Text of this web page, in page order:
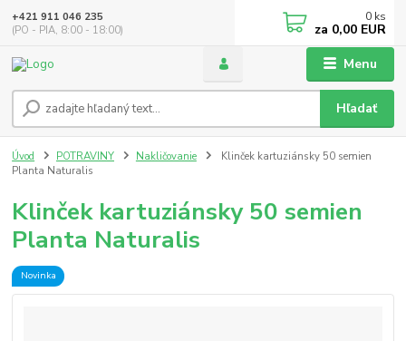
Menu
Hľadať
+421 911 046 235
(PO - PIA, 8:00 - 18:00)
0 ks
za 0,00 EUR
Úvod POTRAVINY Nakličovanie
Klinček kartuziánsky 50 semien
Planta Naturalis
Klinček kartuziánsky 50 semien
Planta Naturalis
Novinka